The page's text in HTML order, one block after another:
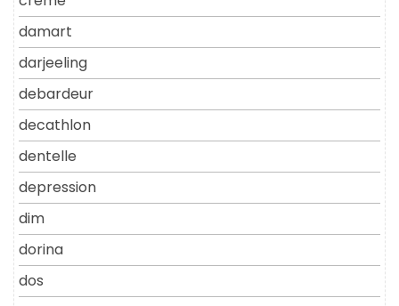
damart
darjeeling
debardeur
decathlon
dentelle
depression
dim
dorina
dos